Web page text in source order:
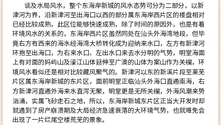
谈及水局风水，整个东海岸新城的风水态势可分为二部分，以新
津河为界，沿新津河至出海口以西的部分属东海岸西片区的楼盘相对
已经比较成熟，此区位能够快速成熟，除了时间的原因外，也是有着
环境风水的关系的，东海岸西片区虽然同处在汕头外海湾地段，但毕
竟右方有西来的海水经海湾大桥转化成为迎纳来水口，左方有新津河
环抱至出海口，为右来水口、左出水口来去水分明的气势，明堂海面
上有对面的妈屿山及濠江山体延伸至广澳的山体为案山作为关欄，环
境风水看似还是相对比较藏风聚气的。新津河以东的新溪片段至莱芜
片区属东海岸新城的东片区，面前明堂正临汕头外海口直通南海，右
方新津河直通外海来水直泻无聚，明堂更是无所关欄，外海风潮来势
汹涌，实属飞砂走石之地，所以，东海岸新城东片区正当大开发时却
就遇到了房产崩溃期及大局经济急速衰落的大环境气势，也就难免会
出现了一片烂尾空楼荒芜的景象。